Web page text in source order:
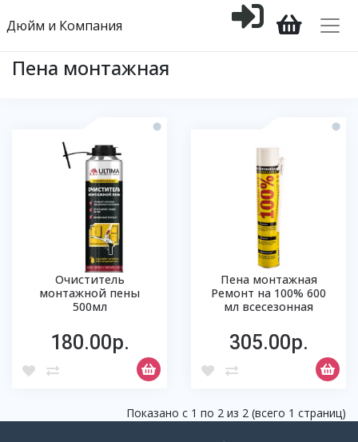
Дюйм и Компания
Пена монтажная
Очиститель
монтажной пены
500мл
180.00р.
Пена монтажная
Ремонт на 100% 600
мл всесезонная
305.00р.
Показано с 1 по 2 из 2 (всего 1 страниц)